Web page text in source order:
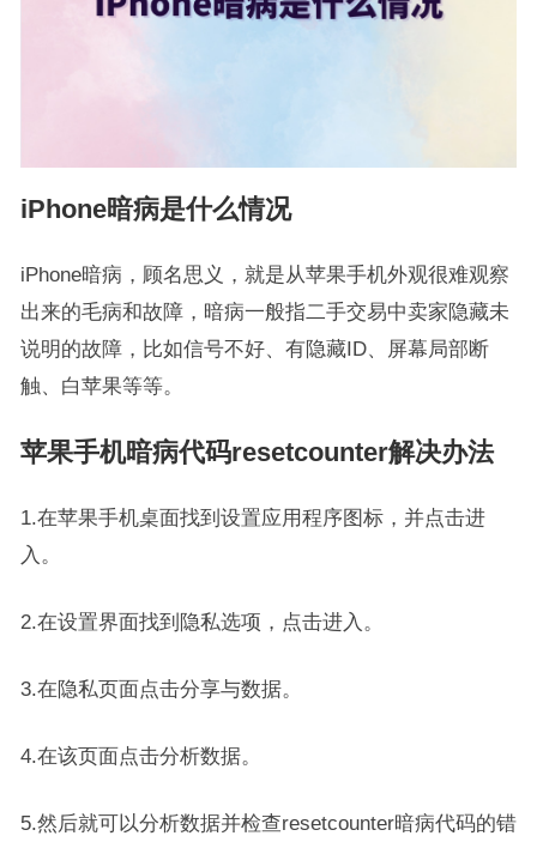
iPhone暗病是什么情况
iPhone暗病，顾名思义，就是从苹果手机外观很难观察
出来的毛病和故障，暗病一般指二手交易中卖家隐藏未
说明的故障，比如信号不好、有隐藏ID、屏幕局部断
触、白苹果等等。
苹果手机暗病代码resetcounter解决办法
1.在苹果手机桌面找到设置应用程序图标，并点击进
入。
2.在设置界面找到隐私选项，点击进入。
3.在隐私页面点击分享与数据。
4.在该页面点击分析数据。
5.然后就可以分析数据并检查resetcounter暗病代码的错